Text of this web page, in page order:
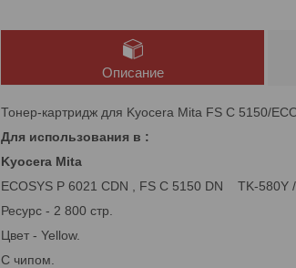
Описание
Тонер-картридж для Kyocera Mita FS C 5150/
Для использования в :
Kyocera Mita
ECOSYS P 6021 CDN , FS C 5150 DN TK-580Y
Ресурс - 2 800 стр.
Цвет - Yellow.
С чипом.